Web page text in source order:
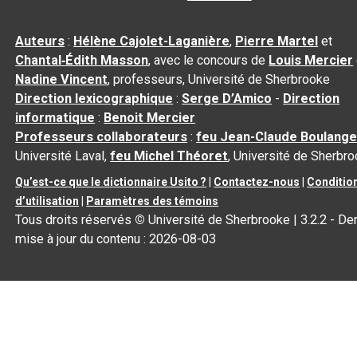
Auteurs : Hélène Cajolet-Laganière, Pierre Martel et
Chantal‑Édith Masson, avec le concours de Louis Mercier
Nadine Vincent, professeurs, Université de Sherbrooke
Direction lexicographique :Serge D’Amico - Direction
informatique : Benoit Mercier
Professeurs collaborateurs :feu Jean-Claude
Université Laval,feu Michel Théoret, Université de
Qu’est-ce que le dictionnaire Usito ? Contactez-nous
d’utilisation
Paramètres des témoins
Tous droits réservés © Université de Sherbrooke |3.2.2 -
mise à jour du contenu :2026-08-03